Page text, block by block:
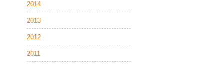
2014
2013
2012
2011